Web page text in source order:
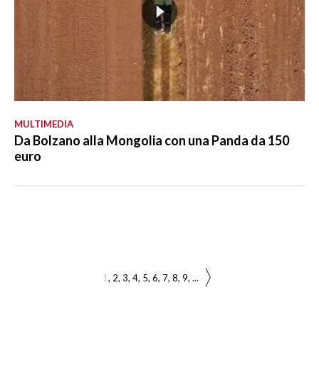
MULTIMEDIA
Da Bolzano alla Mongolia con una Panda da 150
euro
1 2 3 4 5 6 7 8 9 ...